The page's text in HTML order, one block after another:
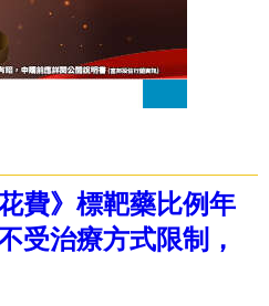
費》標靶藥比例年
受治療方式限制，